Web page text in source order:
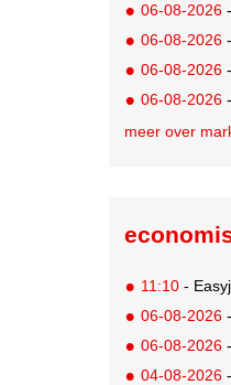
06-08-2026
06-08-2026
06-08-2026
06-08-2026
meer over
11:10 -
06-08-2026
06-08-2026
04-08-2026